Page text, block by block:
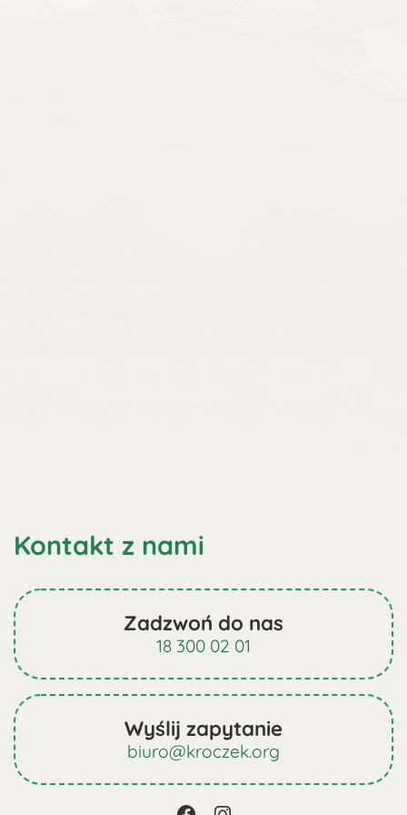
Kontakt z nami
Zadzwoń do nas
18 300 02 01
Wyślij zapytanie
biuro@kroczek.org